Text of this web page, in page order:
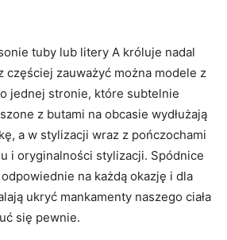
tuby lub litery A króluje nadal
częściej zauważyć można modele z
jednej stronie, które subtelnie
z butami na obcasie wydłużają
a w stylizacji wraz z pończochami
i oryginalności stylizacji. Spódnice
na każdą okazję i dla
ukryć mankamenty naszego ciała
się pewnie.